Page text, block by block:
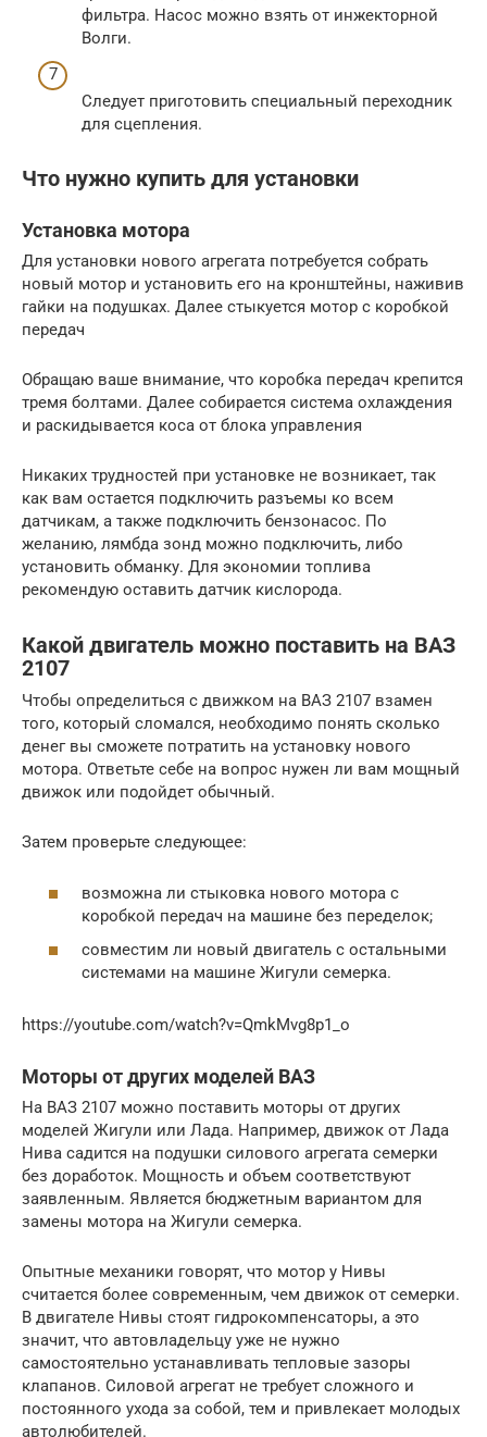
фильтра. Насос можно взять от инжекторной
Волги.
Следует приготовить специальный переходник
для сцепления.
Что нужно купить для установки
Установка мотора
Для установки нового агрегата потребуется собрать
новый мотор и установить его на кронштейны, наживив
гайки на подушках. Далее стыкуется мотор с коробкой
передач
Обращаю ваше внимание, что коробка передач крепится
тремя болтами. Далее собирается система охлаждения
и раскидывается коса от блока управления
Никаких трудностей при установке не возникает, так
как вам остается подключить разъемы ко всем
датчикам, а также подключить бензонасос. По
желанию, лямбда зонд можно подключить, либо
установить обманку. Для экономии топлива
рекомендую оставить датчик кислорода.
Какой двигатель можно поставить на ВАЗ
2107
Чтобы определиться с движком на ВАЗ 2107 взамен
того, который сломался, необходимо понять сколько
денег вы сможете потратить на установку нового
мотора. Ответьте себе на вопрос нужен ли вам мощный
движок или подойдет обычный.
Затем проверьте следующее:
возможна ли стыковка нового мотора с
коробкой передач на машине без переделок;
совместим ли новый двигатель с остальными
системами на машине Жигули семерка.
https://youtube.com/watch?v=QmkMvg8p1_o
Моторы от других моделей ВАЗ
На ВАЗ 2107 можно поставить моторы от других
моделей Жигули или Лада. Например, движок от Лада
Нива садится на подушки силового агрегата семерки
без доработок. Мощность и объем соответствуют
заявленным. Является бюджетным вариантом для
замены мотора на Жигули семерка.
Опытные механики говорят, что мотор у Нивы
считается более современным, чем движок от семерки.
В двигателе Нивы стоят гидрокомпенсаторы, а это
значит, что автовладельцу уже не нужно
самостоятельно устанавливать тепловые зазоры
клапанов. Силовой агрегат не требует сложного и
постоянного ухода за собой, тем и привлекает молодых
автолюбителей.